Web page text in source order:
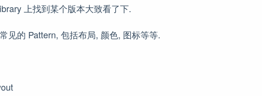
上找到某个版本大致看了下.
见的 Pattern, 包括布局, 颜色, 图标等等.